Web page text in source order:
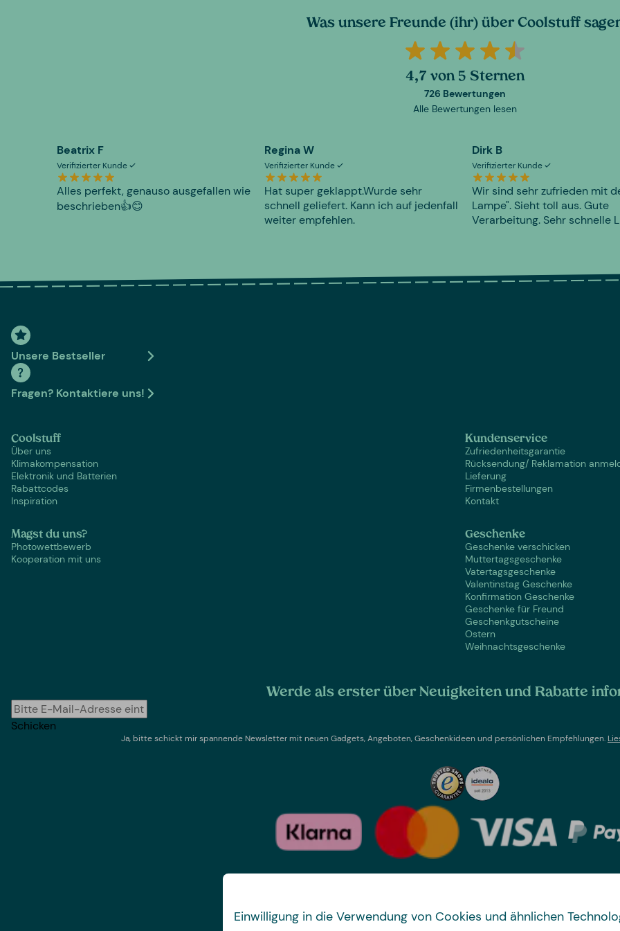
Einwilligung in die Verwendung von Cookies und ähnlichen
Was unsere Freunde (ihr) über Coolstuff
4,7 von 5 Sternen
726 Bewertungen
Alle Bewertungen lesen
Beatrix F
Verifizierter Kunde
Alles perfekt, genauso ausgefallen wie
beschrieben👍😊
Regina W
Verifizierter Kunde
Hat super geklappt.Wurde sehr
schnell geliefert. Kann ich auf jedenfall
weiter empfehlen.
Dirk B
Verifizierter Kunde
Wir sind sehr zufrieden mit
Lampe". Sieht toll aus. Gute
Verarbeitung. Sehr schnelle
Unsere Bestseller
Fragen? Kontaktiere uns!
Coolstuff
Über uns
Klimakompensation
Elektronik und Batterien
Rabattcodes
Inspiration
Kundenservice
Zufriedenheitsgarantie
Rücksendung/ Reklamation
Lieferung
Firmenbestellungen
Kontakt
Magst du uns?
Photowettbewerb
Kooperation mit uns
Geschenke
Geschenke verschicken
Muttertagsgeschenke
Vatertagsgeschenke
Valentinstag Geschenke
Konfirmation Geschenke
Geschenke für Freund
Geschenkgutscheine
Ostern
Weihnachtsgeschenke
Werde als erster über Neuigkeiten und Rabatte
Schicken
Ja, bitte schickt mir spannende Newsletter mit neuen Gadgets, Angeboten, Geschenkideen und persönlichen Empfehlungen.